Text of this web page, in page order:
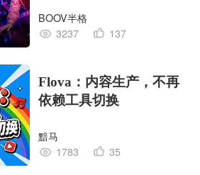
对
BOOV半格
3237
137
Flova：内容生产，不再
依赖工具切换
黯马
1783
35